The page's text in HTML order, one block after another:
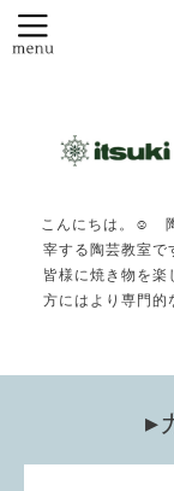
こんにちは。☺️
宰する陶芸教室
皆様に焼き物を
方にはより専門的
▸